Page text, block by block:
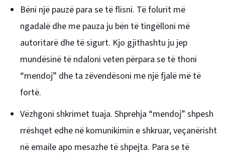
Bëni një pauzë para se të flisni. Të folurit më
ngadalë dhe me pauza ju bën të tingëlloni më
autoritarë dhe të sigurt. Kjo gjithashtu ju jep
mundësinë të ndaloni veten përpara se të thoni
“mendoj” dhe ta zëvendësoni me një fjalë më të
fortë.
Vëzhgoni shkrimet tuaja. Shprehja “mendoj” shpesh
rrëshqet edhe në komunikimin e shkruar, veçanërisht
në emaile apo mesazhe të shpejta. Para se të